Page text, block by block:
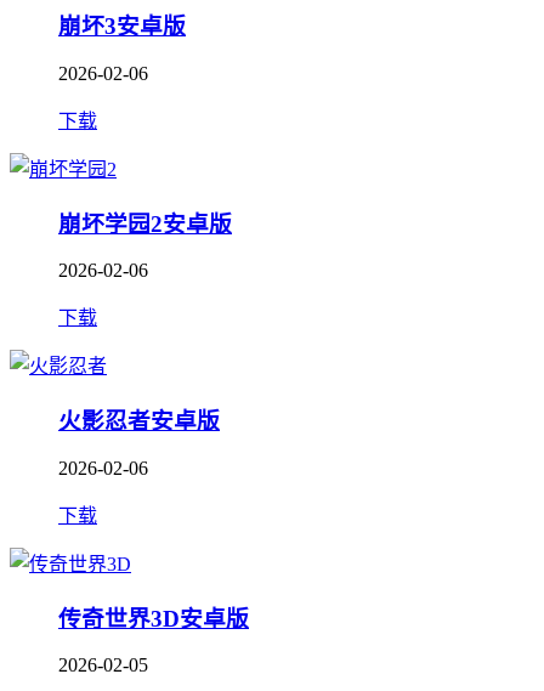
崩坏3安卓版
2026-02-06
下载
崩坏学园2安卓版
2026-02-06
下载
火影忍者安卓版
2026-02-06
下载
传奇世界3D安卓版
2026-02-05